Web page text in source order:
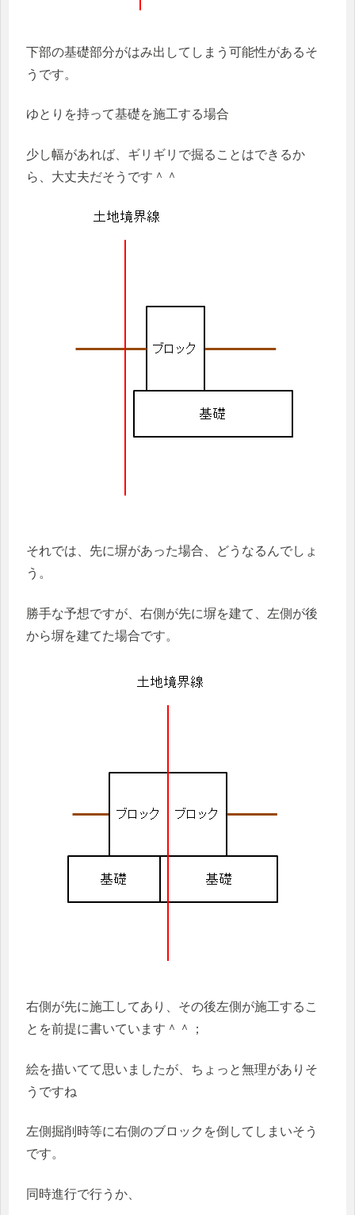
下部の基礎部分がはみ出してしまう可能性があるそ
うです。
ゆとりを持って基礎を施工する場合
少し幅があれば、ギリギリで掘ることはできるか
ら、大丈夫だそうです＾＾
それでは、先に塀があった場合、どうなるんでしょ
う。
勝手な予想ですが、右側が先に塀を建て、左側が後
から塀を建てた場合です。
右側が先に施工してあり、その後左側が施工するこ
とを前提に書いています＾＾；
絵を描いてて思いましたが、ちょっと無理がありそ
うですね
左側掘削時等に右側のブロックを倒してしまいそう
です。
同時進行で行うか、